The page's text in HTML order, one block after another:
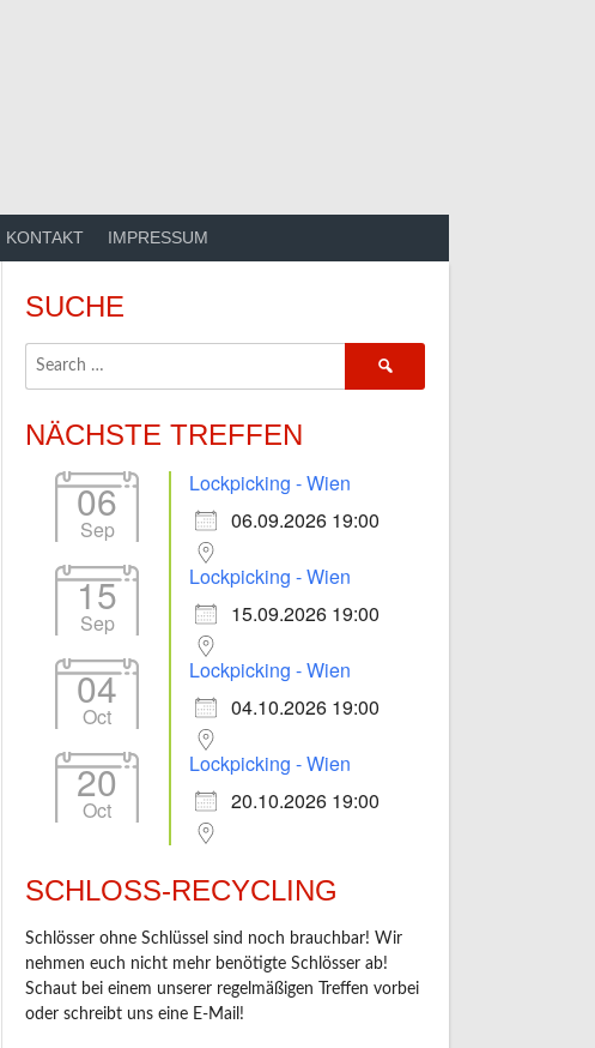
KONTAKT IMPRESSUM
SUCHE
NÄCHSTE TREFFEN
06
Sep
Lockpicking - Wien
06.09.2026 19:00
15
Sep
Lockpicking - Wien
15.09.2026 19:00
04
Oct
Lockpicking - Wien
04.10.2026 19:00
20
Oct
Lockpicking - Wien
20.10.2026 19:00
SCHLOSS-RECYCLING
Schlösser ohne Schlüssel sind noch brauchbar! Wir
nehmen euch nicht mehr benötigte Schlösser ab!
Schaut bei einem unserer regelmäßigen Treffen vorbei
oder schreibt uns eine E-Mail!